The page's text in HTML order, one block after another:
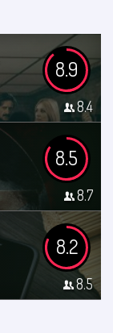
8.9
8.4
8.5
8.7
8.2
8.5